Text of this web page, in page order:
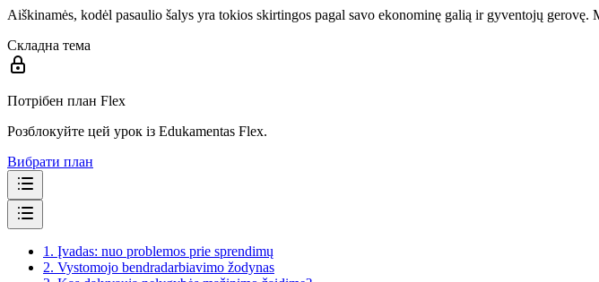
Aiškinamės, kodėl pasaulio šalys yra tokios skirtingos pagal savo ekonominę galią ir gyventojų
Складна тема
Потрібен план Flex
Розблокуйте цей урок із Edukamentas Flex.
Вибрати план
1. Įvadas: nuo problemos prie sprendimų
2. Vystomojo bendradarbiavimo žodynas